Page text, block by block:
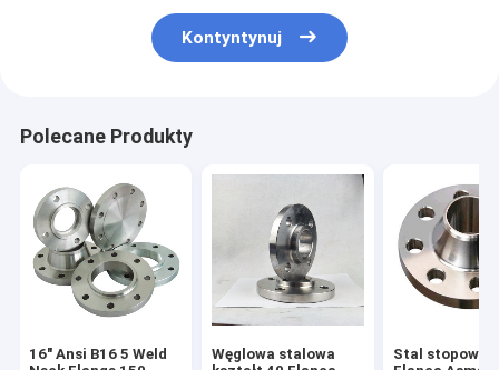
Kontyntynuj
Polecane Produkty
16" Ansi B16 5 Weld
Węglowa stalowa
Stal stopowa